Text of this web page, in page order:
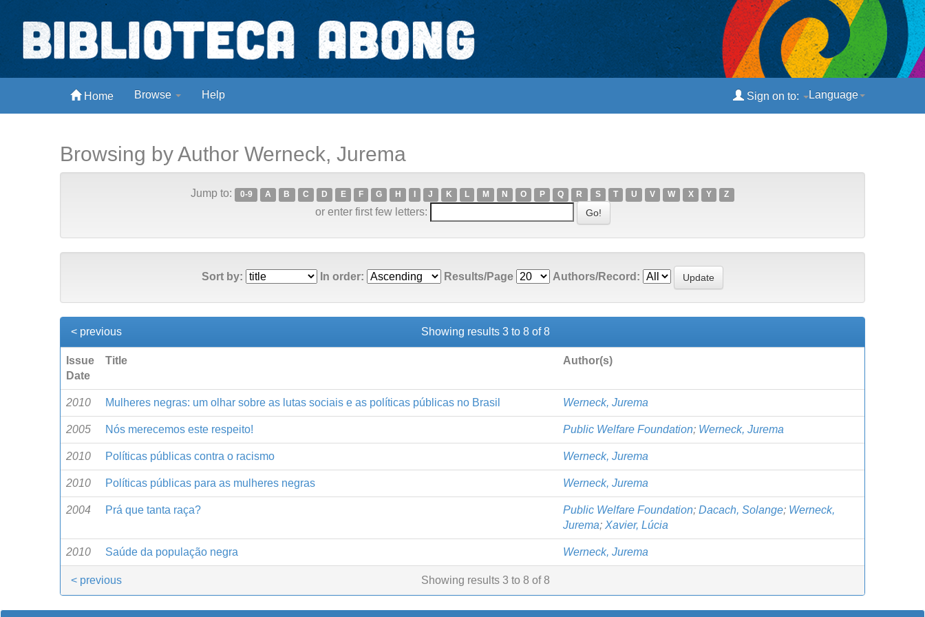
Skip
navigation
Home Browse Help Language
Sign on to:
Biblioteca Digital Abong
Espaços para ajustar tela
Browsing by Author Werneck, Jurema
Jump to: 0-9 A B C D E F G H J K L M N O P Q R S T U V W X Y Z
or enter first few letters:
Sort by: In order: Results/Page Authors/Record:
Showing results 3 to 8 of 8
< previous
Issue
Date
Title Author(s)
2010 Mulheres negras: um olhar sobre as lutas sociais e as políticas públicas no Brasil Werneck, Jurema
2005 Nós merecemos este respeito! Public Welfare Foundation; Werneck, Jurema
2010 Políticas públicas contra o racismo Werneck, Jurema
2010 Políticas públicas para as mulheres negras Werneck, Jurema
2004 Prá que tanta raça? Public Welfare Foundation; Dacach, Solange; Werneck,
Jurema; Xavier, Lúcia
2010 Saúde da população negra Werneck, Jurema
Showing results 3 to 8 of 8
< previous